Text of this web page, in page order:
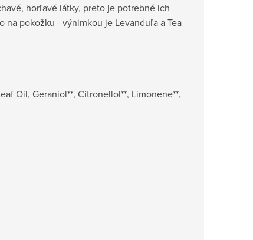
horľavé látky, preto je potrebné ich
pokožku - výnimkou je Levanduľa a Tea
Oil, Geraniol**, Citronellol**, Limonene**,